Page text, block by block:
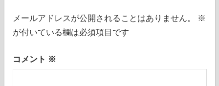
ョ
メールアドレスが公開されることはありません。
※
が付いている欄は必須項目です
コメント ※